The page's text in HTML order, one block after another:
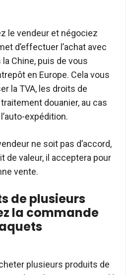
le vendeur et négociez
d’effectuer l’achat avec
Chine, puis de vous
en Europe. Cela vous
la TVA, les droits de
douanier, au cas
expédition.
ne soit pas d’accord,
de valeur, il acceptera pour
vente.
de plusieurs
la commande
plusieurs produits de